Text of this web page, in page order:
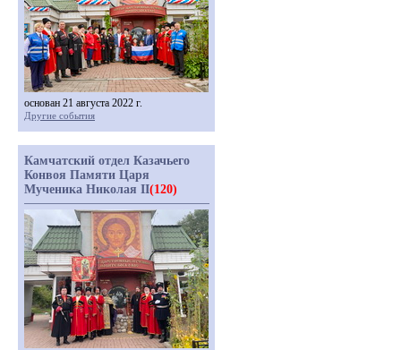
основан 21 августа 2022 г.
Другие события
Камчатский отдел Казачьего
Конвоя Памяти Царя
Мученика Николая II(120)